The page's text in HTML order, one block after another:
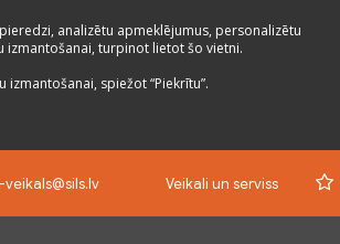
analizētu apmeklējumus, personalizētu
izmantošanai, turpinot lietot šo vietni.
spiežot “Piekrītu”.
veikals@sils.lv Veikali un serviss